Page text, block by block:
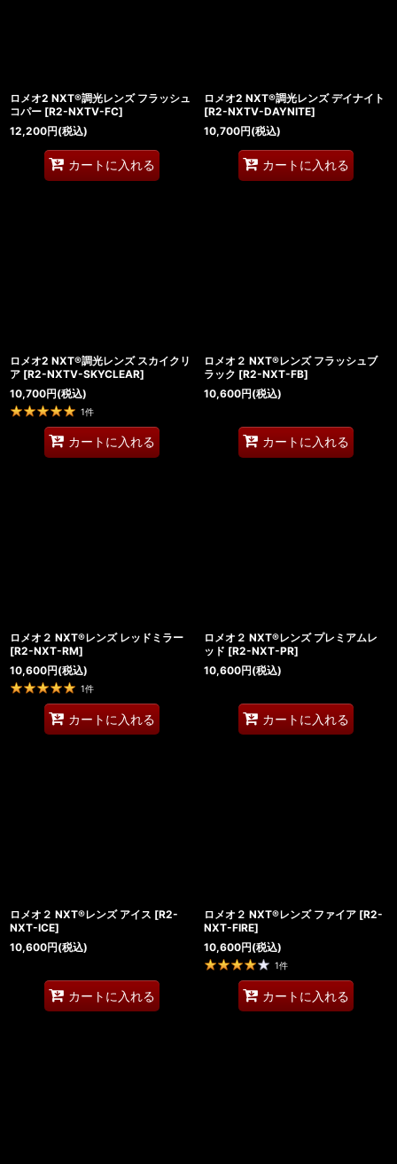
ロメオ2 NXT®調光レンズ フラッシュ
コパー [R2-NXTV-FC]
12,200円(税込)
カートに入れる
ロメオ2 NXT®調光レンズ デイナイト
[R2-NXTV-DAYNITE]
10,700円(税込)
カートに入れる
ロメオ2 NXT®調光レンズ スカイクリ
ア [R2-NXTV-SKYCLEAR]
10,700円(税込)
1件
カートに入れる
ロメオ２ NXT®レンズ フラッシュブ
ラック [R2-NXT-FB]
10,600円(税込)
カートに入れる
ロメオ２ NXT®レンズ レッドミラー
[R2-NXT-RM]
10,600円(税込)
1件
カートに入れる
ロメオ２ NXT®レンズ プレミアムレ
ッド [R2-NXT-PR]
10,600円(税込)
カートに入れる
ロメオ２ NXT®レンズ アイス [R2-
NXT-ICE]
10,600円(税込)
カートに入れる
ロメオ２ NXT®レンズ ファイア [R2-
NXT-FIRE]
10,600円(税込)
1件
カートに入れる